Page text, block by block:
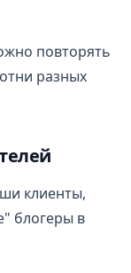
повторять
разных
клиенты,
блогеры в